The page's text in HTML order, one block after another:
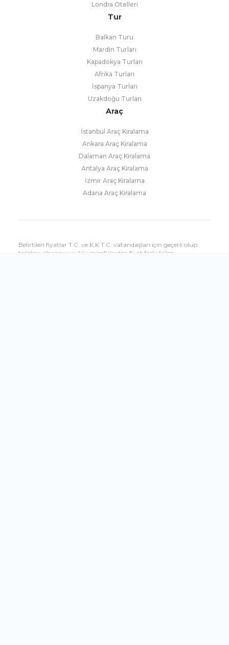
Londra Otelleri
Tur
Balkan Turu
Mardin Turları
Kapadokya Turları
Afrika Turları
İspanya Turları
Uzakdoğu Turları
Araç
İstanbul Araç Kiralama
Ankara Araç Kiralama
Dalaman Araç Kiralama
Antalya Araç Kiralama
İzmir Araç Kiralama
Adana Araç Kiralama
Belirtilen fiyatlar T.C. ve K.K.T.C. vatandaşları için geçerli olup
tesisler yabancı uyruklu misafirlerden fiyat farkı talep